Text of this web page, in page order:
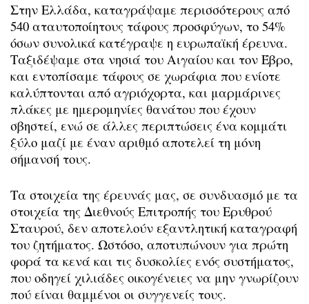
Στην Ελλάδα, καταγράψαμε περισσότερους από
540 αταυτοποίητους τάφους προσφύγων, το 54%
όσων συνολικά κατέγραψε η ευρωπαϊκή έρευνα.
Ταξιδέψαμε στα νησιά του Αιγαίου και τον Έβρο,
και εντοπίσαμε τάφους σε χωράφια που ενίοτε
καλύπτονται από αγριόχορτα, και μαρμάρινες
πλάκες με ημερομηνίες θανάτου που έχουν
σβηστεί, ενώ σε άλλες περιπτώσεις ένα κομμάτι
ξύλο μαζί με έναν αριθμό αποτελεί τη μόνη
σήμανσή τους.
Τα στοιχεία της έρευνάς μας, σε συνδυασμό με τα
στοιχεία της Διεθνούς Επιτροπής του Ερυθρού
Σταυρού, δεν αποτελούν εξαντλητική καταγραφή
του ζητήματος. Ωστόσο, αποτυπώνουν για πρώτη
φορά τα κενά και τις δυσκολίες ενός συστήματος,
που οδηγεί χιλιάδες οικογένειες να μην γνωρίζουν
πού είναι θαμμένοι οι συγγενείς τους.